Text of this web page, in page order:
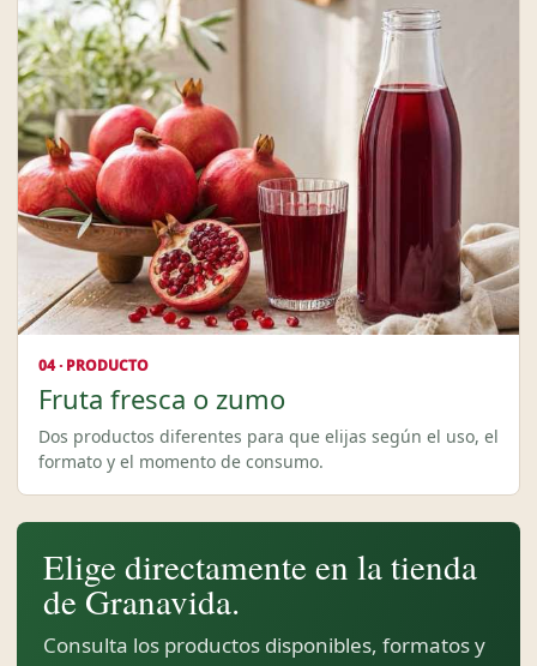
04 · PRODUCTO
Fruta fresca o zumo
Dos productos diferentes para que elijas según el uso, el
formato y el momento de consumo.
Elige directamente en la tienda
de Granavida.
Consulta los productos disponibles, formatos y